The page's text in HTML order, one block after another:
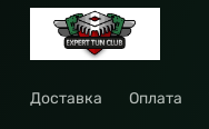
Доставка Оплата